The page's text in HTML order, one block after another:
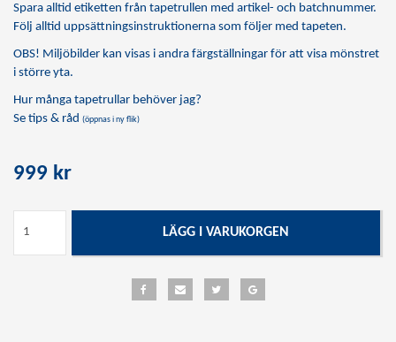
Spara alltid etiketten från tapetrullen med artikel- och batchnummer.
Följ alltid uppsättningsinstruktionerna som följer med tapeten.
OBS! Miljöbilder kan visas i andra färgställningar för att visa mönstret
i större yta.
Hur många tapetrullar behöver jag?
Se tips & råd (öppnas i ny flik)
999 kr
LÄGG I VARUKORGEN